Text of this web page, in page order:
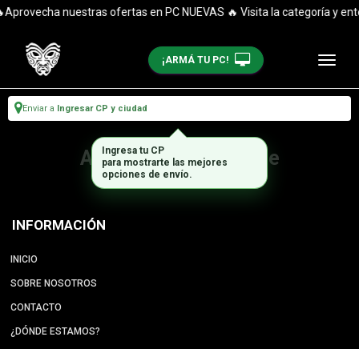
nuestras ofertas en PC NUEVAS 🔥 Visita la categoría y
¡ARMÁ TU PC!
Enviar a Ingresar CP y ciudad
Artículo no disponible
INFORMACIÓN
INICIO
SOBRE NOSOTROS
CONTACTO
¿DÓNDE ESTAMOS?
Ingresa tu CP
para mostrarte las mejores
opciones de envío.